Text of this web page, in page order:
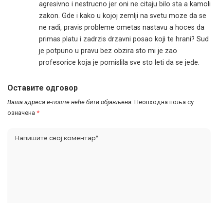
agresivno i nestrucno jer oni ne citaju bilo sta a kamoli
zakon. Gde i kako u kojoj zemlji na svetu moze da se
ne radi, pravis probleme ometas nastavu a hoces da
primas platu i zadrzis drzavni posao koji te hrani? Sud
je potpuno u pravu bez obzira sto mi je zao
profesorice koja je pomislila sve sto leti da se jede.
Оставите одговор
Ваша адреса е-поште неће бити објављена. Неопходна поља су
означена *